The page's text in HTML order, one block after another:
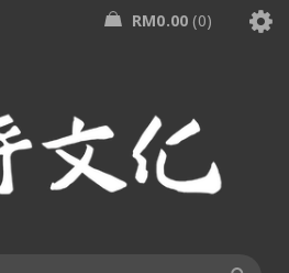
RM0.00 0